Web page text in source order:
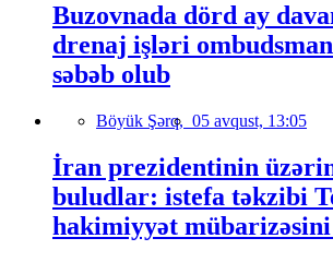
Buzovnada dörd ay
drenaj işləri
səbəb olub
Böyük Şərq, 05 avqust, 13:05
İran prezidentinin
buludlar: istefa təkzibi
hakimiyyət mübarizəsini